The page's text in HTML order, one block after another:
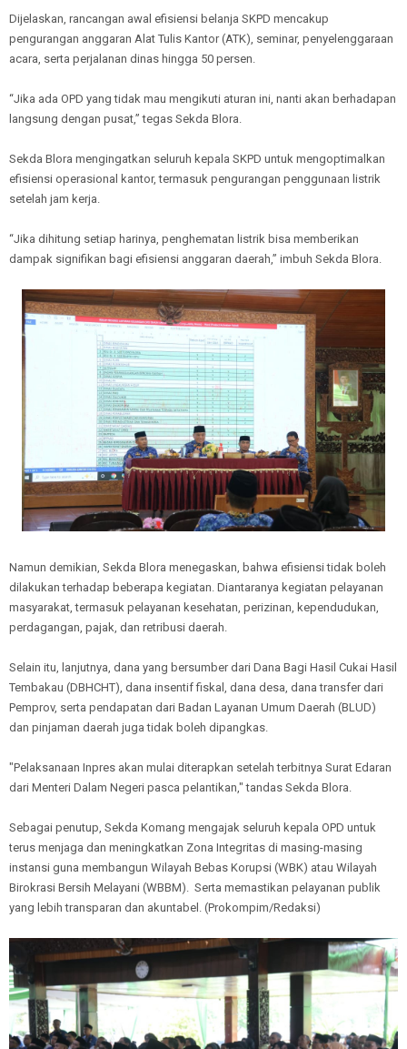
Dijelaskan, rancangan awal efisiensi belanja SKPD mencakup
pengurangan anggaran Alat Tulis Kantor (ATK), seminar, penyelenggaraan
acara, serta perjalanan dinas hingga 50 persen.
“Jika ada OPD yang tidak mau mengikuti aturan ini, nanti akan berhadapan
langsung dengan pusat,” tegas Sekda Blora.
Sekda Blora mengingatkan seluruh kepala SKPD untuk mengoptimalkan
efisiensi operasional kantor, termasuk pengurangan penggunaan listrik
setelah jam kerja.
“Jika dihitung setiap harinya, penghematan listrik bisa memberikan
dampak signifikan bagi efisiensi anggaran daerah,” imbuh Sekda Blora.
Namun demikian, Sekda Blora menegaskan, bahwa efisiensi tidak boleh
dilakukan terhadap beberapa kegiatan. Diantaranya kegiatan pelayanan
masyarakat, termasuk pelayanan kesehatan, perizinan, kependudukan,
perdagangan, pajak, dan retribusi daerah.
Selain itu, lanjutnya, dana yang bersumber dari Dana Bagi Hasil Cukai Hasil
Tembakau (DBHCHT), dana insentif fiskal, dana desa, dana transfer dari
Pemprov, serta pendapatan dari Badan Layanan Umum Daerah (BLUD)
dan pinjaman daerah juga tidak boleh dipangkas.
"Pelaksanaan Inpres akan mulai diterapkan setelah terbitnya Surat Edaran
dari Menteri Dalam Negeri pasca pelantikan," tandas Sekda Blora.
Sebagai penutup, Sekda Komang mengajak seluruh kepala OPD untuk
terus menjaga dan meningkatkan Zona Integritas di masing-masing
instansi guna membangun Wilayah Bebas Korupsi (WBK) atau Wilayah
Birokrasi Bersih Melayani (WBBM). Serta memastikan pelayanan publik
yang lebih transparan dan akuntabel. (Prokompim/Redaksi)